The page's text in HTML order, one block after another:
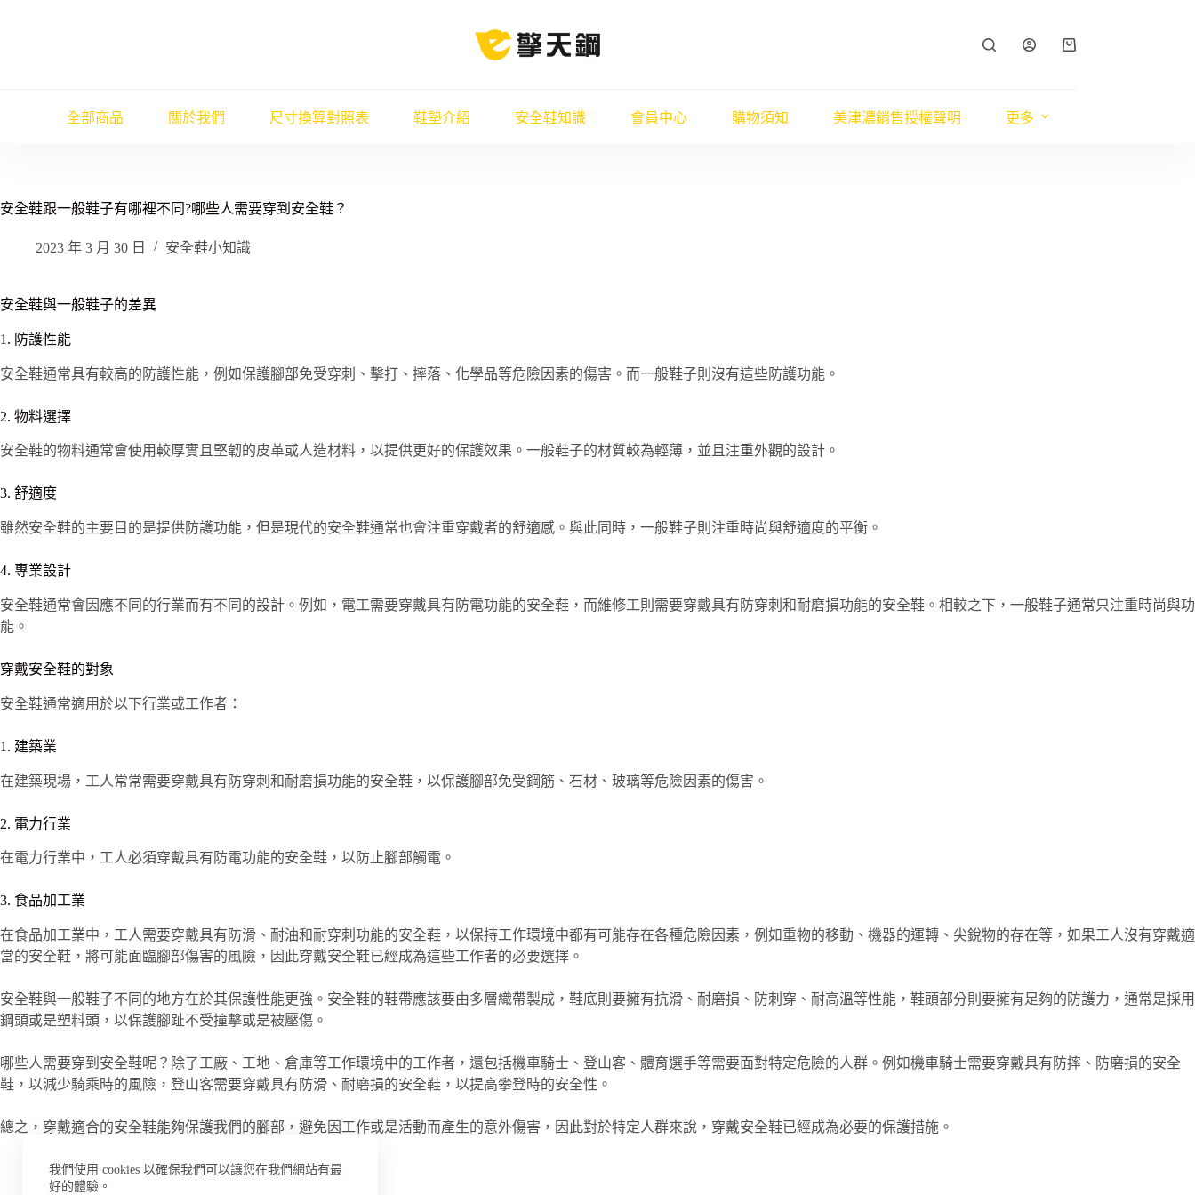
我們使用 cookies 以確保我們可以讓您在我們網站有最
好的體驗。
購
全部商品
關於我們 尺寸換算對照表 鞋墊介紹 安全鞋知識 會員中心 購物須知 美津濃銷售授權聲明 更多
安全鞋跟一般鞋子有哪裡不同?哪些人需要穿到安全鞋？
2023 年 3 月 30 日 安全鞋小知識
安全鞋與一般鞋子的差異
1. 防護性能
安全鞋通常具有較高的防護性能，例如保護腳部免受穿刺、擊打、摔落、化學品等危險因素的傷害。而一般鞋子則沒有這些防護功能。
2. 物料選擇
安全鞋的物料通常會使用較厚實且堅韌的皮革或人造材料，以提供更好的保護效果。一般鞋子的材質較為輕薄，並且注重外觀的設計。
3. 舒適度
雖然安全鞋的主要目的是提供防護功能，但是現代的安全鞋通常也會注重穿戴者的舒適感。與此同時，一般鞋子則注重時尚與舒適度的平衡。
4. 專業設計
安全鞋通常會因應不同的行業而有不同的設計。例如，電工需要穿戴具有防電功能的安全鞋，而維修工則需要穿戴具有防穿刺和耐磨損功能的安全鞋。相較之下，一般鞋子通常只注重時尚與功
能。
穿戴安全鞋的對象
安全鞋通常適用於以下行業或工作者：
1. 建築業
在建築現場，工人常常需要穿戴具有防穿刺和耐磨損功能的安全鞋，以保護腳部免受鋼筋、石材、玻璃等危險因素的傷害。
2. 電力行業
在電力行業中，工人必須穿戴具有防電功能的安全鞋，以防止腳部觸電。
3. 食品加工業
在食品加工業中，工人需要穿戴具有防滑、耐油和耐穿刺功能的安全鞋，以保持工作環境中都有可能存在各種危險因素，例如重物的移動、機器的運轉、尖銳物的存在等，如果工人沒有穿戴適
當的安全鞋，將可能面臨腳部傷害的風險，因此穿戴安全鞋已經成為這些工作者的必要選擇。
安全鞋與一般鞋子不同的地方在於其保護性能更強。安全鞋的鞋帶應該要由多層織帶製成，鞋底則要擁有抗滑、耐磨損、防刺穿、耐高溫等性能，鞋頭部分則要擁有足夠的防護力，通常是採用
鋼頭或是塑料頭，以保護腳趾不受撞擊或是被壓傷。
哪些人需要穿到安全鞋呢？除了工廠、工地、倉庫等工作環境中的工作者，還包括機車騎士、登山客、體育選手等需要面對特定危險的人群。例如機車騎士需要穿戴具有防摔、防磨損的安全
鞋，以減少騎乘時的風險，登山客需要穿戴具有防滑、耐磨損的安全鞋，以提高攀登時的安全性。
總之，穿戴適合的安全鞋能夠保護我們的腳部，避免因工作或是活動而產生的意外傷害，因此對於特定人群來說，穿戴安全鞋已經成為必要的保護措施。